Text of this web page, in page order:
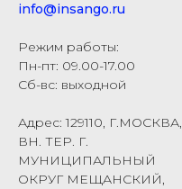
info@insango.ru
Режим работы:
Пн-пт: 09.00-17.00
Сб-вс: выходной
Адрес: 129110, Г.МОСКВА,
ВН. ТЕР. Г.
МУНИЦИПАЛЬНЫЙ
ОКРУГ МЕЩАНСКИЙ,